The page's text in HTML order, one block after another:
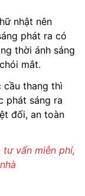
nhật nên
phát ra có
thời ánh sáng
mắt.
cầu thang thì
phát sáng ra
đối, an toàn
vấn miễn phí,